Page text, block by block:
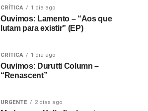
CRÍTICA 1 dia ago
Ouvimos: Lamento – “Aos que
lutam para existir” (EP)
CRÍTICA 1 dia ago
Ouvimos: Durutti Column –
“Renascent”
URGENTE 2 dias ago